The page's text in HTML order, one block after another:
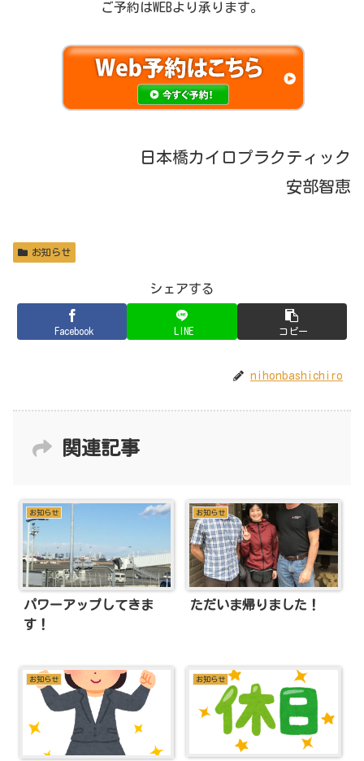
ご予約はWEBより承ります。
日本橋カイロプラクティック
安部智恵
お知らせ
シェアする
Facebook LINE コピー
nihonbashichiro
関連記事
お知らせ
パワーアップしてきま
す！
お知らせ
ただいま帰りました！
お知らせ お知らせ